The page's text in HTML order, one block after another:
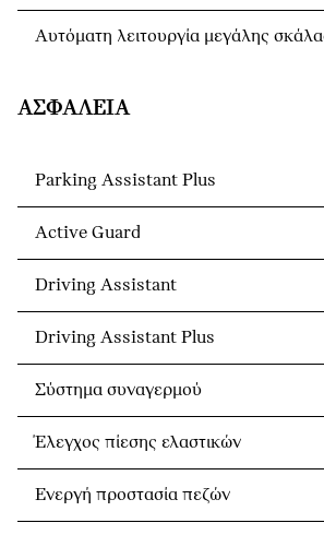
Αυτόματη λειτουργία μεγάλης
ΑΣΦΆΛΕΙΑ
Parking Assistant Plus
Active Guard
Driving Assistant
Driving Assistant Plus
Σύστημα συναγερμού
Έλεγχος πίεσης ελαστικών
Ενεργή προστασία πεζών